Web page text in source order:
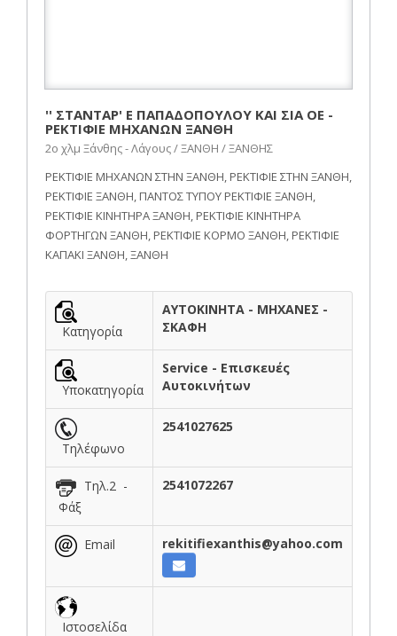
'' ΣΤΑΝΤΑΡ' Ε ΠΑΠΑΔΟΠΟΥΛΟΥ ΚΑΙ ΣΙΑ ΟΕ -
ΡΕΚΤΙΦΙΕ ΜΗΧΑΝΩΝ ΞΑΝΘΗ
2ο χλμ Ξάνθης - Λάγους / ΞΑΝΘΗ / ΞΑΝΘΗΣ
ΡΕΚΤΙΦΙΕ ΜΗΧΑΝΩΝ ΣΤΗΝ ΞΑΝΘΗ, ΡΕΚΤΙΦΙΕ ΣΤΗΝ ΞΑΝΘΗ,
ΡΕΚΤΙΦΙΕ ΞΑΝΘΗ, ΠΑΝΤΟΣ ΤΥΠΟΥ ΡΕΚΤΙΦΙΕ ΞΑΝΘΗ,
ΡΕΚΤΙΦΙΕ ΚΙΝΗΤΗΡΑ ΞΑΝΘΗ, ΡΕΚΤΙΦΙΕ ΚΙΝΗΤΗΡΑ
ΦΟΡΤΗΓΩΝ ΞΑΝΘΗ, ΡΕΚΤΙΦΙΕ ΚΟΡΜΟ ΞΑΝΘΗ, ΡΕΚΤΙΦΙΕ
ΚΑΠΑΚΙ ΞΑΝΘΗ, ΞΑΝΘΗ
Κατηγορία
ΑΥΤΟΚΙΝΗΤΑ - ΜΗΧΑΝΕΣ -
ΣΚΑΦΗ
Υποκατηγορία
Service - Επισκευές
Αυτοκινήτων
Τηλέφωνο
2541027625
Τηλ.2 -
Φάξ
2541072267
Email rekitifiexanthis@yahoo.com
Ιστοσελίδα